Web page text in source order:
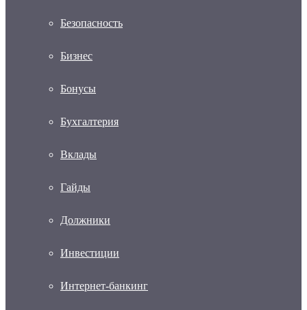
Безопасность
Бизнес
Бонусы
Бухгалтерия
Вклады
Гайды
Должники
Инвестиции
Интернет-банкинг